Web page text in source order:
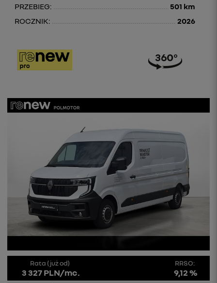
PRZEBIEG:
501 km
ROCZNIK:
2026
Rata (już od)
3 327 PLN/mc.
RRSO:
9,12 %